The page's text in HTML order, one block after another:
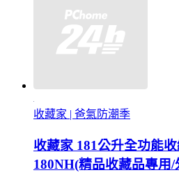
收藏家 | 爸氣防潮季
收藏家 181公升全功能
180NH(精品收藏品專用